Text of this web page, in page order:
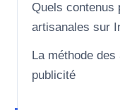
Quels contenus
artisanales sur
La méthode
publicité